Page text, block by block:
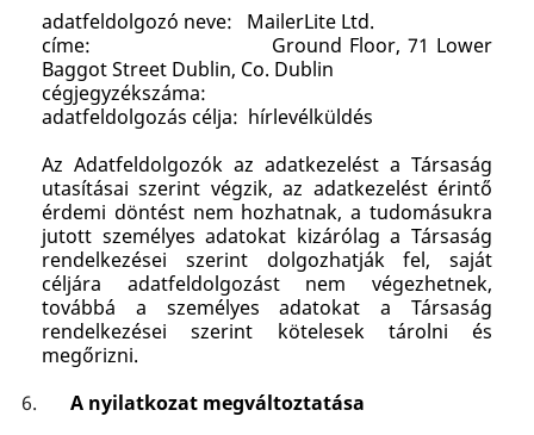
adatfeldolgozó neve: MailerLite Ltd.
címe: Ground Floor, 71 Lower
Baggot Street Dublin, Co. Dublin
cégjegyzékszáma:
adatfeldolgozás célja: hírlevélküldés
Az Adatfeldolgozók az adatkezelést a Társaság
utasításai szerint végzik, az adatkezelést érintő
érdemi döntést nem hozhatnak, a tudomásukra
jutott személyes adatokat kizárólag a Társaság
rendelkezései szerint dolgozhatják fel, saját
céljára adatfeldolgozást nem végezhetnek,
továbbá a személyes adatokat a Társaság
rendelkezései szerint kötelesek tárolni és
megőrizni.
A nyilatkozat megváltoztatása